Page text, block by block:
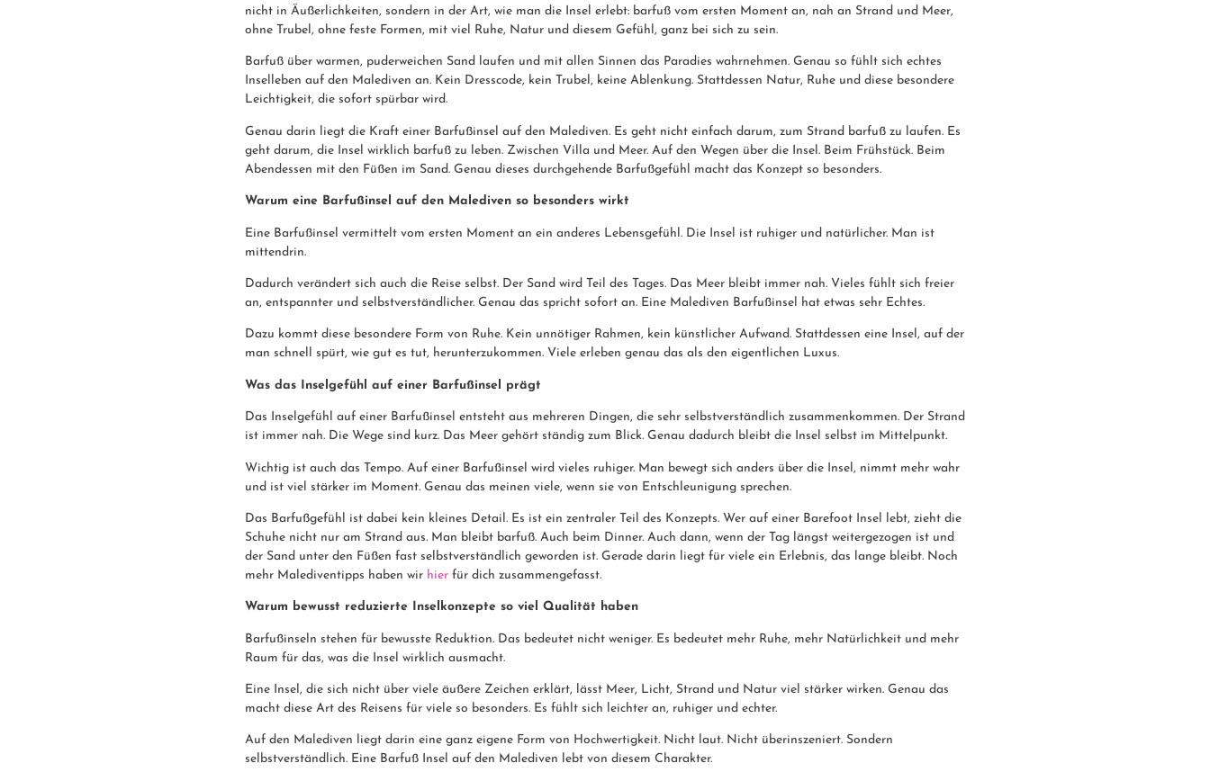
nicht in Äußerlichkeiten, sondern in der Art, wie man die Insel erlebt: barfuß vom ersten Moment an, nah an Strand und Meer,
ohne Trubel, ohne feste Formen, mit viel Ruhe, Natur und diesem Gefühl, ganz bei sich zu sein.
Barfuß über warmen, puderweichen Sand laufen und mit allen Sinnen das Paradies wahrnehmen. Genau so fühlt sich echtes
Inselleben auf den Malediven an. Kein Dresscode, kein Trubel, keine Ablenkung. Stattdessen Natur, Ruhe und diese besondere
Leichtigkeit, die sofort spürbar wird.
Genau darin liegt die Kraft einer Barfußinsel auf den Malediven. Es geht nicht einfach darum, zum Strand barfuß zu laufen. Es
geht darum, die Insel wirklich barfuß zu leben. Zwischen Villa und Meer. Auf den Wegen über die Insel. Beim Frühstück. Beim
Abendessen mit den Füßen im Sand. Genau dieses durchgehende Barfußgefühl macht das Konzept so besonders.
Warum eine Barfußinsel auf den Malediven so besonders wirkt
Eine Barfußinsel vermittelt vom ersten Moment an ein anderes Lebensgefühl. Die Insel ist ruhiger und natürlicher. Man ist
mittendrin.
Dadurch verändert sich auch die Reise selbst. Der Sand wird Teil des Tages. Das Meer bleibt immer nah. Vieles fühlt sich freier
an, entspannter und selbstverständlicher. Genau das spricht sofort an. Eine Malediven Barfußinsel hat etwas sehr Echtes.
Dazu kommt diese besondere Form von Ruhe. Kein unnötiger Rahmen, kein künstlicher Aufwand. Stattdessen eine Insel, auf der
man schnell spürt, wie gut es tut, herunterzukommen. Viele erleben genau das als den eigentlichen Luxus.
Was das Inselgefühl auf einer Barfußinsel prägt
Das Inselgefühl auf einer Barfußinsel entsteht aus mehreren Dingen, die sehr selbstverständlich zusammenkommen. Der Strand
ist immer nah. Die Wege sind kurz. Das Meer gehört ständig zum Blick. Genau dadurch bleibt die Insel selbst im Mittelpunkt.
Wichtig ist auch das Tempo. Auf einer Barfußinsel wird vieles ruhiger. Man bewegt sich anders über die Insel, nimmt mehr wahr
und ist viel stärker im Moment. Genau das meinen viele, wenn sie von Entschleunigung sprechen.
Das Barfußgefühl ist dabei kein kleines Detail. Es ist ein zentraler Teil des Konzepts. Wer auf einer Barefoot Insel lebt, zieht die
Schuhe nicht nur am Strand aus. Man bleibt barfuß. Auch beim Dinner. Auch dann, wenn der Tag längst weitergezogen ist und
der Sand unter den Füßen fast selbstverständlich geworden ist. Gerade darin liegt für viele ein Erlebnis, das lange bleibt. Noch
mehr Malediventipps haben wir hier für dich zusammengefasst.
Warum bewusst reduzierte Inselkonzepte so viel Qualität haben
Barfußinseln stehen für bewusste Reduktion. Das bedeutet nicht weniger. Es bedeutet mehr Ruhe, mehr Natürlichkeit und mehr
Raum für das, was die Insel wirklich ausmacht.
Eine Insel, die sich nicht über viele äußere Zeichen erklärt, lässt Meer, Licht, Strand und Natur viel stärker wirken. Genau das
macht diese Art des Reisens für viele so besonders. Es fühlt sich leichter an, ruhiger und echter.
Auf den Malediven liegt darin eine ganz eigene Form von Hochwertigkeit. Nicht laut. Nicht überinszeniert. Sondern
selbstverständlich. Eine Barfuß Insel auf den Malediven lebt von diesem Charakter.